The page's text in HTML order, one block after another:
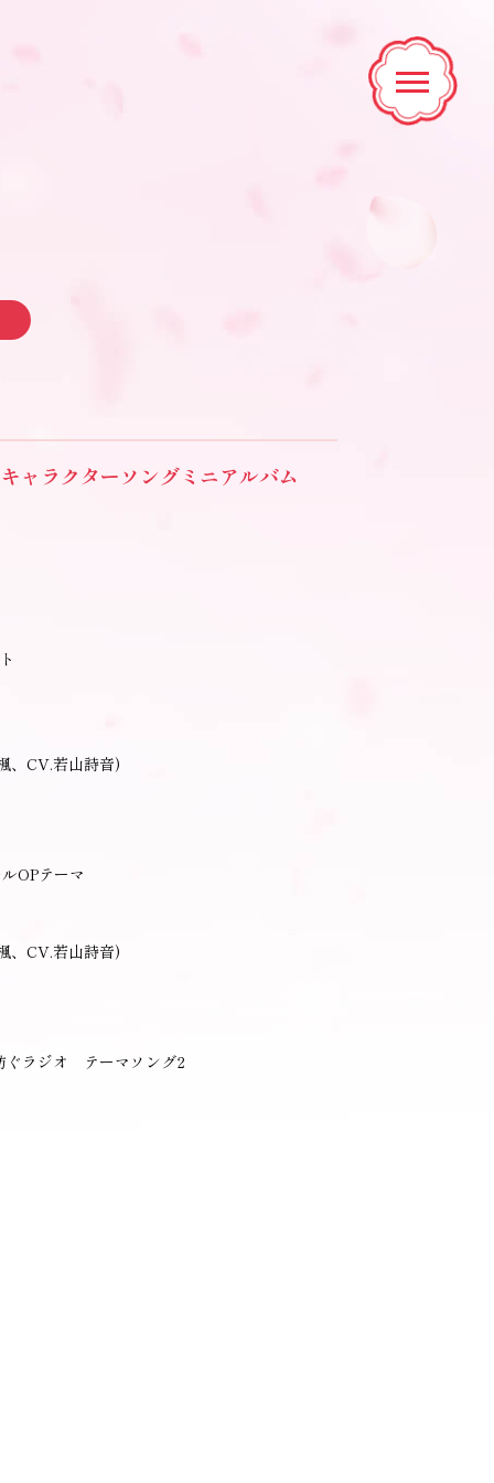
キャラクターソングミニアルバム
、CV.若山詩音)
OPテーマ
、CV.若山詩音)
ぐラジオ テーマソング2